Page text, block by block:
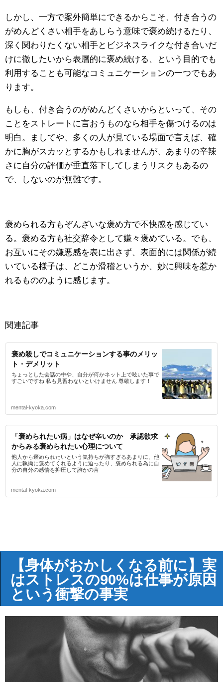
しかし、一方で案外簡単にできるからこそ、付き合うの
がめんどくさい相手をあしらう意味で褒め続けるたり、
深く関わりたくない相手とビジネスライクな付き合いだ
けに徹したいから表層的に褒め続ける、という目的でも
利用することも可能なコミュニケーションの一つでもあ
ります。
もしも、付き合うのがめんどくさいからといって、その
ことをストレートに言おうものなら相手を傷つけるのは
明白。ましてや、多くの人が見ている場面で言えば、確
かに胸がスカッとするかもしれませんが、あまりの辛辣
さに自分の評価が垂直落下してしまうリスクもあるの
で、しないのが無難です。
褒められる方もぞんざいな褒め方で不快感を感じてい
る。褒める方も社交辞令として嫌々褒めている。でも、
お互いにその嫌悪感を表に出さず、表面的には関係が続
いている様子は、どこか滑稽というか、妙に興味を惹か
れるもののように感じます。
関連記事
褒め殺しでコミュニケーションする事のメリッ
ト・デメリット
ちょっとした会話の中や、自分が何かネット上で呟いた事で
すごいですね 私も見習わないといけません 尊敬します！
mental-kyoka.com
「褒められたい病」はなぜ辛いのか 承認欲求
からみる褒められたい心理について
他人から褒められたいという気持ちが強すぎるあまりに、他
人に執拗に褒めてくれるように迫ったり、褒められる為に自
分の自分の感情を抑圧して誰かの言
mental-kyoka.com
【身体がおかしくなる前に】実
はストレスの90%は仕事が原因
という衝撃の事実